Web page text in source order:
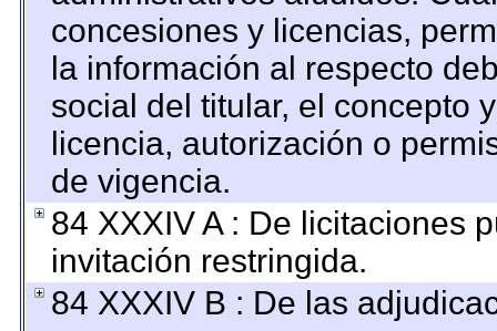
concesiones y licencias,
la información al respecto
social del titular, el concepto
licencia, autorización o
de vigencia.
84 XXXIV A : De licitaciones
invitación restringida.
84 XXXIV B : De las